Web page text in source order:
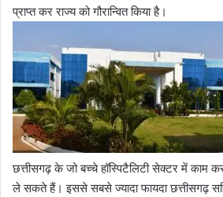
प्राप्त कर राज्य को गौरान्वित किया है।
छत्तीसगढ़ के जो बच्चे हॉस्पिटैलिटी सेक्टर में काम
ले सकते हैं। इससे सबसे ज्यादा फायदा छत्तीसगढ़